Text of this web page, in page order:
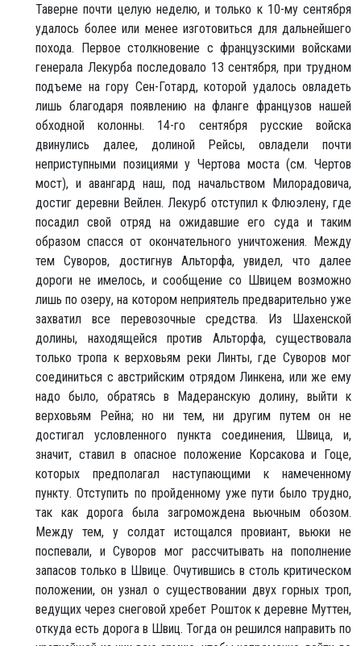
Таверне почти целую неделю, и только к 10-му сентября
удалось более или менее изготовиться для дальнейшего
похода. Первое столкновение с французскими войсками
генерала Лекурба последовало 13 сентября, при трудном
подъеме на гору Сен-Готард, которой удалось овладеть
лишь благодаря появлению на фланге французов нашей
обходной колонны. 14-го сентября русские войска
двинулись далее, долиной Рейсы, овладели почти
неприступными позициями у Чертова моста (см. Чертов
мост), и авангард наш, под начальством Милорадовича,
достиг деревни Вейлен. Лекурб отступил к Флюэлену, где
посадил свой отряд на ожидавшие его суда и таким
образом спасся от окончательного уничтожения. Между
тем Суворов, достигнув Альторфа, увидел, что далее
дороги не имелось, и сообщение со Швицем возможно
лишь по озеру, на котором неприятель предварительно уже
захватил все перевозочные средства. Из Шахенской
долины, находящейся против Альторфа, существовала
только тропа к верховьям реки Линты, где Суворов мог
соединиться с австрийским отрядом Линкена, или же ему
надо было, обратясь в Мадеранскую долину, выйти к
верховьям Рейна; но ни тем, ни другим путем он не
достигал условленного пункта соединения, Швица, и,
значит, ставил в опасное положение Корсакова и Гоце,
которых предполагал наступающими к намеченному
пункту. Отступить по пройденному уже пути было трудно,
так как дорога была загромождена вьючным обозом.
Между тем, у солдат истощался провиант, вьюки не
поспевали, и Суворов мог рассчитывать на пополнение
запасов только в Швице. Очутившись в столь критическом
положении, он узнал о существовании двух горных троп,
ведущих через снеговой хребет Рошток к деревне Муттен,
откуда есть дорога в Швиц. Тогда он решился направить по